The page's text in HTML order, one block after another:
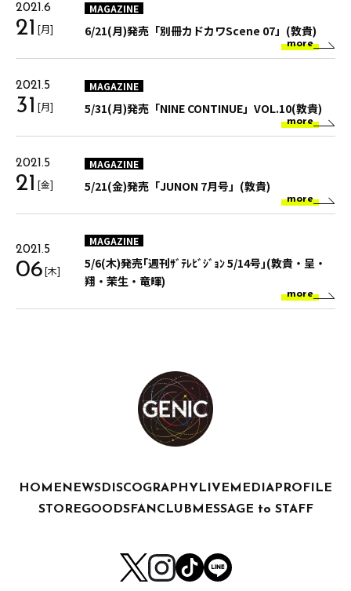
2021.6
21 [月]
MAGAZINE
6/21(月)発売「別冊カドカワScene 07」(敦貴)
more
2021.5
31 [月]
MAGAZINE
5/31(月)発売「NINE CONTINUE」VOL.10(敦貴)
more
2021.5
21 [金]
MAGAZINE
5/21(金)発売「JUNON 7月号」(敦貴)
more
2021.5
06[木]
MAGAZINE
5/6(木)発売｢週刊ｻﾞﾃﾚﾋﾞｼﾞｮﾝ 5/14号｣(敦貴・呈・
翔・茉生・竜暉)
more
HOME NEWS DISCOGRAPHY LIVE MEDIA PROFILE
STOREGOODSFANCLUB MESSAGE to STAFF